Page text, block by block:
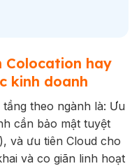
Colocation hay
kinh doanh
theo ngành là: Ưu
cần bảo mật tuyệt
và ưu tiên Cloud cho
và co giãn linh hoạt